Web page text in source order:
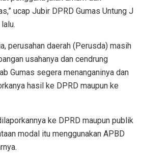
ucap Jubir DPRD Gumas Untung J
perusahan daerah (Perusda) masih
usahanya dan cendrung
Gumas segera menanganinya dan
hasil ke DPRD maupun ke
ke DPRD maupun publik
modal itu menggunakan APBD